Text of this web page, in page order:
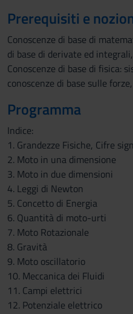
Prerequisiti e
Conoscenze di base di
di base di derivate ed
Conoscenze di base di fisica:
conoscenze di base sulle
Programma
Indice:
1. Grandezze Fisiche, Cifre
2. Moto in una dimensione
3. Moto in due dimensioni
4. Leggi di Newton
5. Concetto di Energia
6. Quantità di moto-urti
7. Moto Rotazionale
8. Gravità
9. Moto oscillatorio
10. Meccanica dei Fluidi
11. Campi elettrici
12. Potenziale elettrico